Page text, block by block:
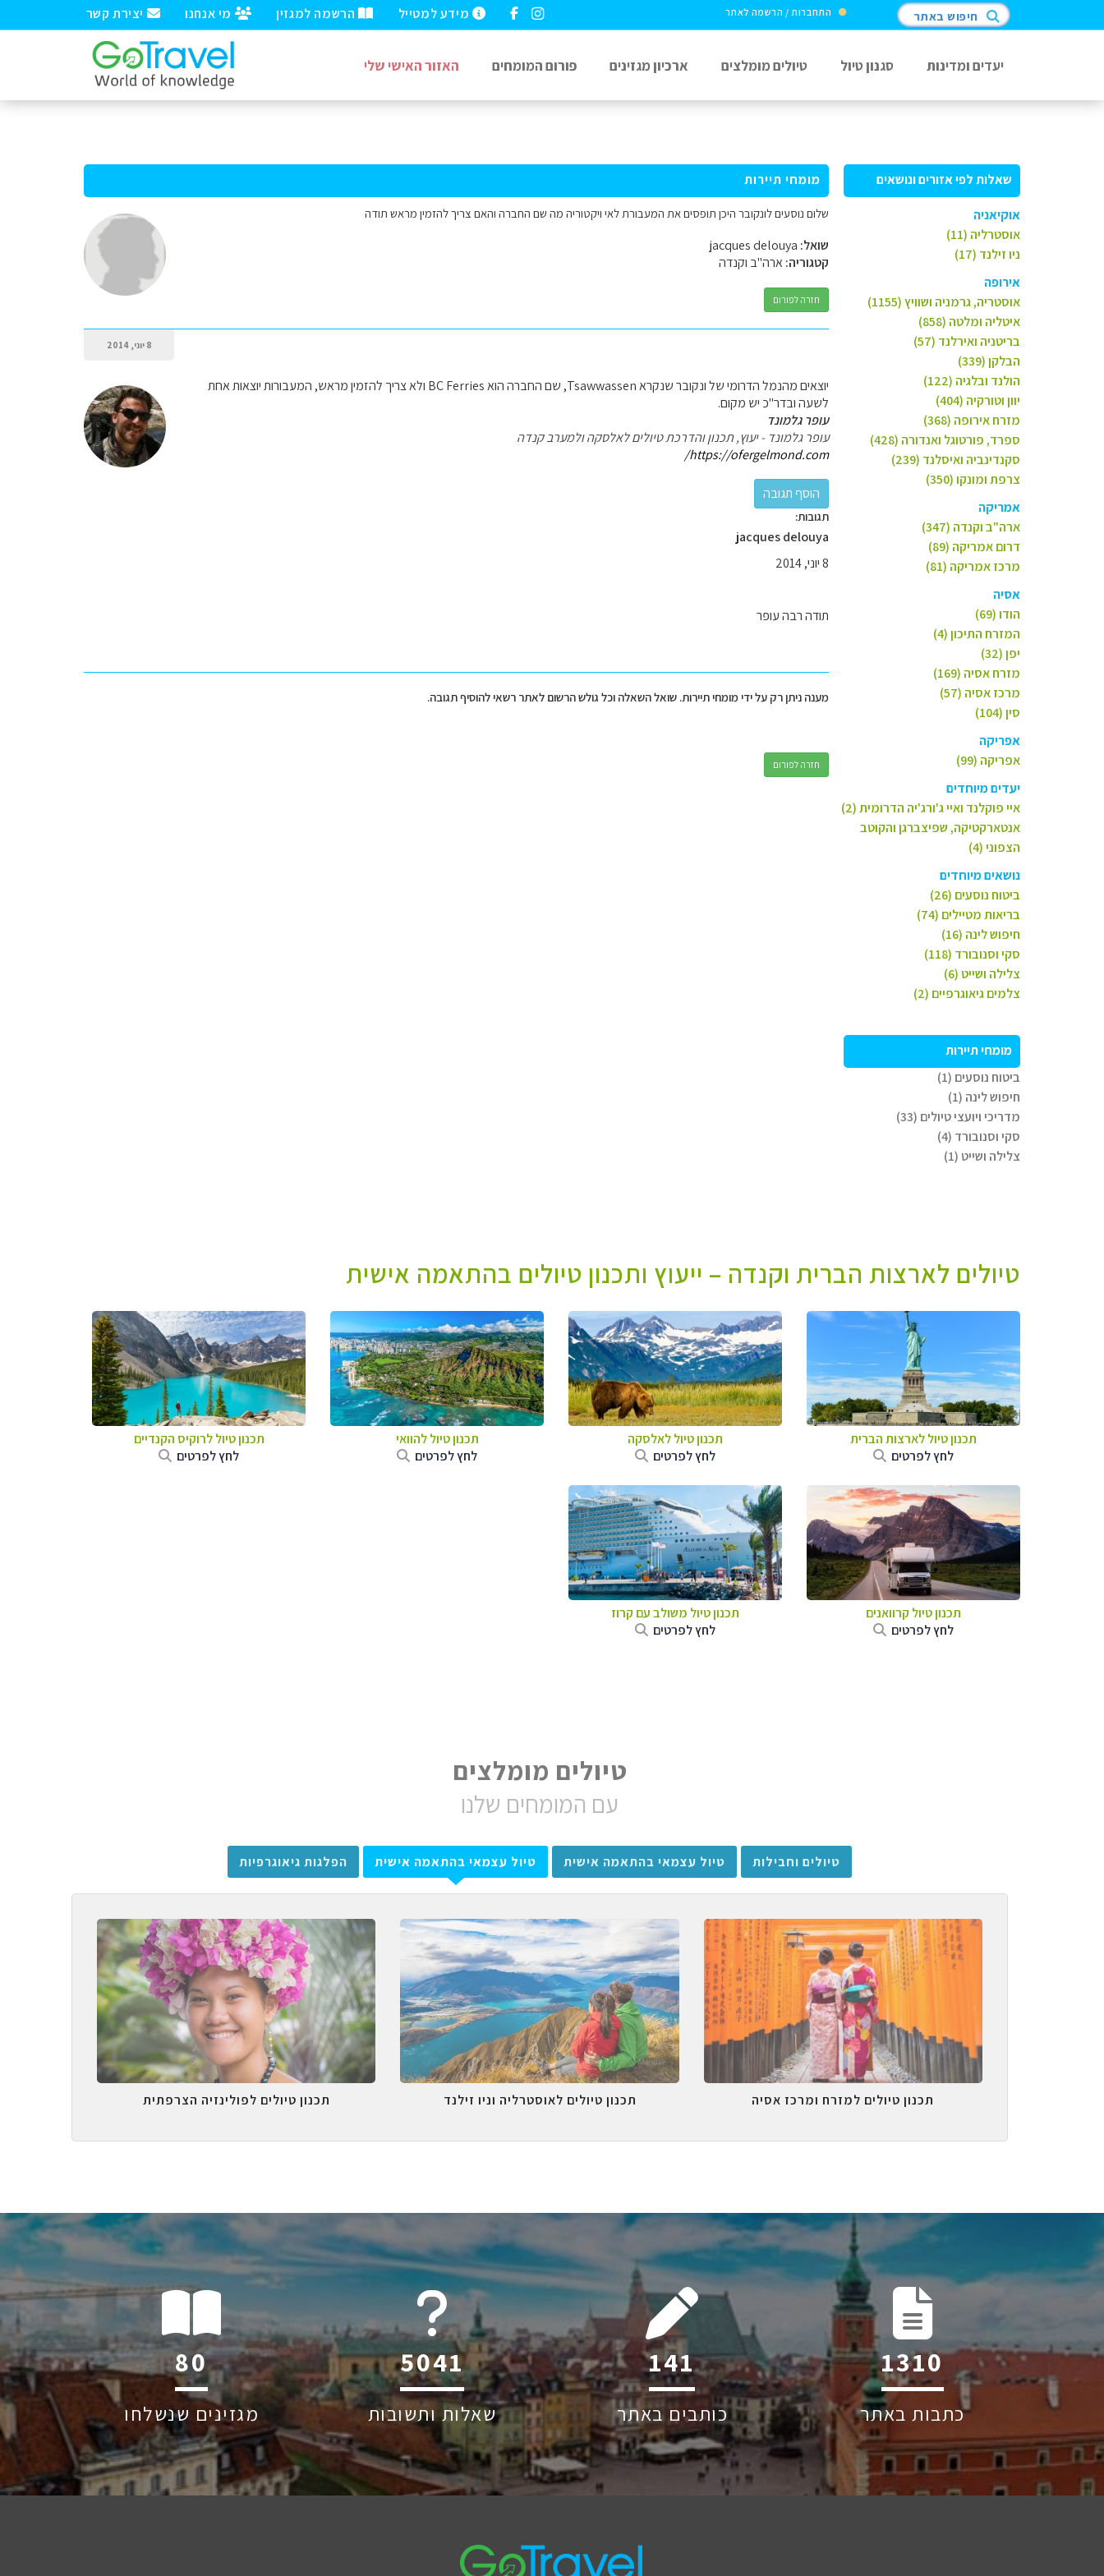
יצירת קשר מי אנחנו הרשמה למגזין מידע למטייל התחברות / הרשמה לאתר חיפוש באתר
יעדים ומדינות סגנון טיול טיולים מומלצים ארכיון מגזינים פורום המומחים האזור האישי שלי
שאלות לפי אזורים ונושאים
אוקיאניה
אוסטרליה (11)
ניו זילנד (17)
אירופה
אוסטריה, גרמניה ושוויץ (1155)
איטליה ומלטה (858)
בריטניה ואירלנד (57)
הבלקן (339)
הולנד ובלגיה (122)
יוון וטורקיה (404)
מזרח אירופה (368)
ספרד, פורטוגל ואנדורה (428)
סקנדינביה ואיסלנד (239)
צרפת ומונקו (350)
אמריקה
ארה"ב וקנדה (347)
דרום אמריקה (89)
מרכז אמריקה (81)
אסיה
הודו (69)
המזרח התיכון (4)
יפן (32)
מזרח אסיה (169)
מרכז אסיה (57)
סין (104)
אפריקה
אפריקה (99)
יעדים מיוחדים
איי פוקלנד ואיי ג'ורג'יה הדרומית (2)
אנטארקטיקה, שפיצברגן והקוטב
הצפוני (4)
נושאים מיוחדים
ביטוח נוסעים (26)
בריאות מטיילים (74)
חיפוש לינה (16)
סקי וסנובורד (118)
צלילה ושייט (6)
צלמים גיאוגרפיים (2)
מומחי תיירות
ביטוח נוסעים (1)
חיפוש לינה (1)
מדריכי ויועצי טיולים (33)
סקי וסנובורד (4)
צלילה ושייט (1)
מומחי תיירות
שלום נוסעים לונקובר היכן תופסים את המעבורת לאי ויקטוריה מה שם החברה והאם צריך להזמין מראש תודה
שואל:
קטגוריה:ארה"ב וקנדה
חזרה לפורום
8 יוני, 2014
יוצאים מהנמל הדרומי של ונקובר שנקרא Tsawwassen, שם החברה הוא BC Ferries ולא צריך להזמין מראש, המעבורות יוצאות אחת
לשעה ובדר"כ יש מקום.
עופר גלמונד
עופר גלמונד - יעוץ, תכנון והדרכת טיולים לאלסקה ולמערב קנדה
https://ofergelmond.com/
תגובות:
jacques delouya
8 יוני, 2014
תודה רבה עופר
מענה ניתן רק על ידי מומחי תיירות. שואל השאלה וכל גולש הרשום לאתר רשאי להוסיף תגובה.
חזרה לפורום
טיולים לארצות הברית וקנדה – ייעוץ ותכנון טיולים בהתאמה אישית
תכנון טיול לארצות הברית
לחץ לפרטים
תכנון טיול לאלסקה
לחץ לפרטים
תכנון טיול להוואי
לחץ לפרטים
תכנון טיול לרוקיס הקנדיים
לחץ לפרטים
תכנון טיול קרוואנים
לחץ לפרטים
תכנון טיול משולב עם קרוז
לחץ לפרטים
טיולים מומלצים
עם המומחים שלנו
טיולים וחבילות טיול עצמאי בהתאמה אישית טיול עצמאי בהתאמה אישית הפלגות גיאוגרפיות
תכנון טיולים למזרח ומרכז אסיה תכנון טיולים לאוסטרליה וניו זילנד תכנון טיולים לפולינזיה הצרפתית
121
מגזינים שנשלחו
6045
שאלות ותשובות
212
כותבים באתר
1971
כתבות באתר